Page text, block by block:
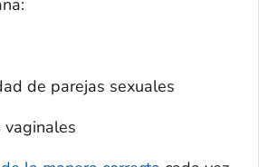
de parejas sexuales
vaginales